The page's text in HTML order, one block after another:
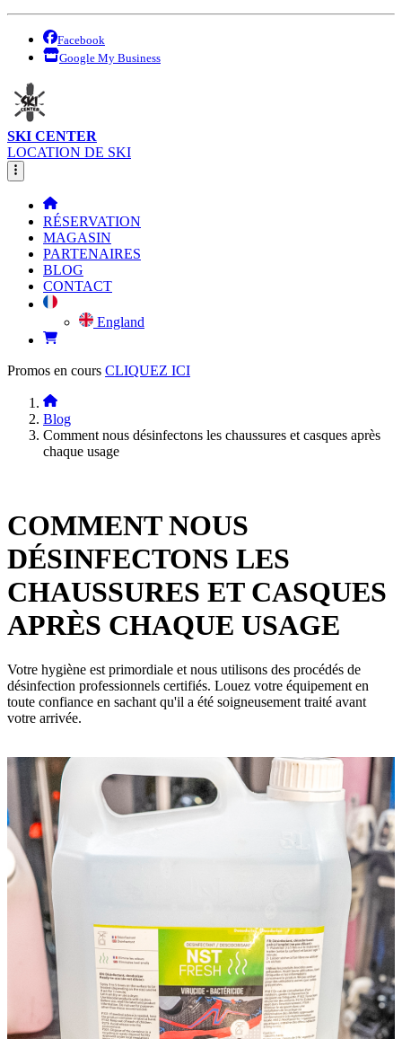
Facebook
Google My Business
SKI CENTER
LOCATION DE SKI
RÉSERVATION
MAGASIN
PARTENAIRES
BLOG
CONTACT
England
Promos en cours CLIQUEZ ICI
Blog
Comment nous désinfectons les chaussures et casques après
chaque usage
COMMENT NOUS
DÉSINFECTONS LES
CHAUSSURES ET CASQUES
APRÈS CHAQUE USAGE
Votre hygiène est primordiale et nous utilisons des procédés de
désinfection professionnels certifiés. Louez votre équipement en
toute confiance en sachant qu'il a été soigneusement traité avant
votre arrivée.